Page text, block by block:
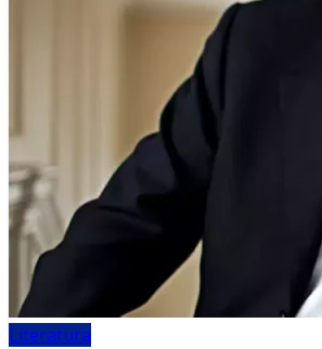
Literatura